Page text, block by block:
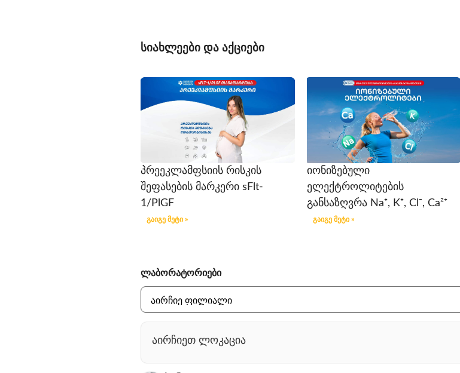
სიახლეები და აქციები
პრეეკლამფსიის რისკის
შეფასების მარკერი sFlt-
1/PlGF
გაიგე მეტი »
იონიზებული
ელექტროლიტების
განსაზღვრა Na⁺, K⁺, Cl⁻, Ca²⁺
გაიგე მეტი »
ლაბორატორიები
აირჩიეთ ლოკაცია